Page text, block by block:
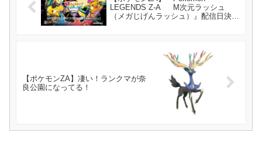
LEGENDS Z-A M次元ラッシュ
（メガじげんラッシュ）』配信日決
【ポケモンZA】凄い！ランクマが奈
良公園になってる！